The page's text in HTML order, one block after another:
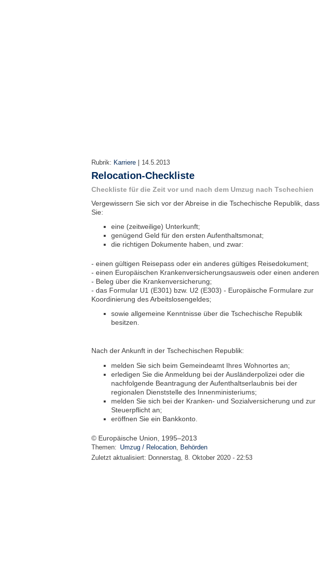
Rubrik: Karriere | 14.5.2013
Relocation-Checkliste
Checkliste für die Zeit vor und nach dem Umzug nach Tschechien
Vergewissern Sie sich vor der Abreise in die Tschechische Republik, dass
Sie:
eine (zeitweilige) Unterkunft;
genügend Geld für den ersten Aufenthaltsmonat;
die richtigen Dokumente haben, und zwar:
- einen gültigen Reisepass oder ein anderes gültiges Reisedokument;
- einen Europäischen Krankenversicherungsausweis oder einen anderen
- Beleg über die Krankenversicherung;
- das Formular U1 (E301) bzw. U2 (E303) - Europäische Formulare zur
Koordinierung des Arbeitslosengeldes;
sowie allgemeine Kenntnisse über die Tschechische Republik
besitzen.
Nach der Ankunft in der Tschechischen Republik:
melden Sie sich beim Gemeindeamt Ihres Wohnortes an;
erledigen Sie die Anmeldung bei der Ausländerpolizei oder die
nachfolgende Beantragung der Aufenthaltserlaubnis bei der
regionalen Dienststelle des Innenministeriums;
melden Sie sich bei der Kranken- und Sozialversicherung und zur
Steuerpflicht an;
eröffnen Sie ein Bankkonto.
© Europäische Union, 1995–2013
Themen: Umzug / Relocation,
Behörden
Zuletzt aktualisiert: Donnerstag, 8. Oktober 2020 - 22:53